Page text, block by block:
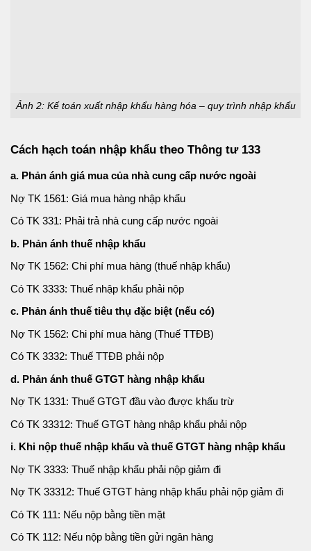
Ảnh 2: Kế toán xuất nhập khẩu hàng hóa – quy trình nhập khẩu
Cách hạch toán nhập khẩu theo Thông tư 133
a. Phản ánh giá mua của nhà cung cấp nước ngoài
Nợ TK 1561: Giá mua hàng nhập khẩu
Có TK 331: Phải trả nhà cung cấp nước ngoài
b. Phản ánh thuế nhập khẩu
Nợ TK 1562: Chi phí mua hàng (thuế nhập khẩu)
Có TK 3333: Thuế nhập khẩu phải nộp
c. Phản ánh thuế tiêu thụ đặc biệt (nếu có)
Nợ TK 1562: Chi phí mua hàng (Thuế TTĐB)
Có TK 3332: Thuế TTĐB phải nộp
d. Phản ánh thuế GTGT hàng nhập khẩu
Nợ TK 1331: Thuế GTGT đầu vào được khấu trừ
Có TK 33312: Thuế GTGT hàng nhập khẩu phải nộp
i. Khi nộp thuế nhập khẩu và thuế GTGT hàng nhập khẩu
Nợ TK 3333: Thuế nhập khẩu phải nộp giảm đi
Nợ TK 33312: Thuế GTGT hàng nhập khẩu phải nộp giảm đi
Có TK 111: Nếu nộp bằng tiền mặt
Có TK 112: Nếu nộp bằng tiền gửi ngân hàng